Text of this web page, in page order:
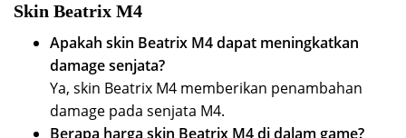
Skin Beatrix M4
Apakah skin Beatrix M4 dapat meningkatkan
damage senjata?
Ya, skin Beatrix M4 memberikan penambahan
damage pada senjata M4.
Berapa harga skin Beatrix M4 di dalam game?